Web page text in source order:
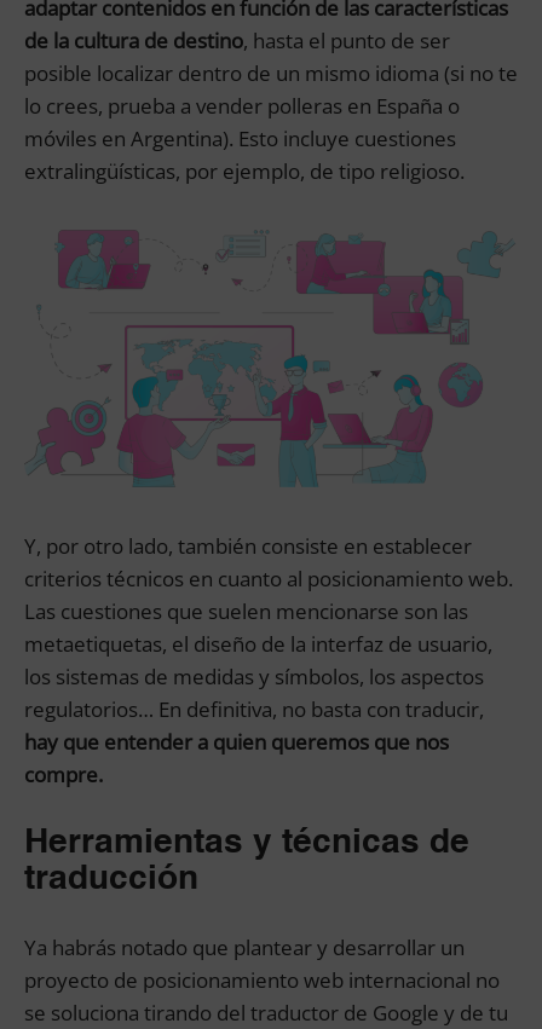
adaptar contenidos en función de las características
de la cultura de destino, hasta el punto de ser
posible localizar dentro de un mismo idioma (si no te
lo crees, prueba a vender polleras en España o
móviles en Argentina). Esto incluye cuestiones
extralingüísticas, por ejemplo, de tipo religioso.
Y, por otro lado, también consiste en establecer
criterios técnicos en cuanto al posicionamiento web.
Las cuestiones que suelen mencionarse son las
metaetiquetas, el diseño de la interfaz de usuario,
los sistemas de medidas y símbolos, los aspectos
regulatorios… En definitiva, no basta con traducir,
hay que entender a quien queremos que nos
compre.
Herramientas y técnicas de
traducción
Ya habrás notado que plantear y desarrollar un
proyecto de posicionamiento web internacional no
se soluciona tirando del traductor de Google y de tu